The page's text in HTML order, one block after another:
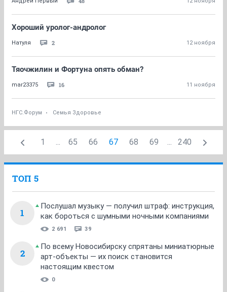
Хороший уролог-андролог
Натуля 2 12 ноября
Тяочжилин и Фортуна опять обман?
mar23375 16 11 ноября
НГС.Форум Семья Здоровье
1 ... 65 66 67 68 69 ... 240
ТОП 5
1
Послушал музыку — получил штраф: инструкция,
как бороться с шумными ночными компаниями
2 691 39
2
По всему Новосибирску спрятаны миниатюрные
арт-объекты — их поиск становится
настоящим квестом
0